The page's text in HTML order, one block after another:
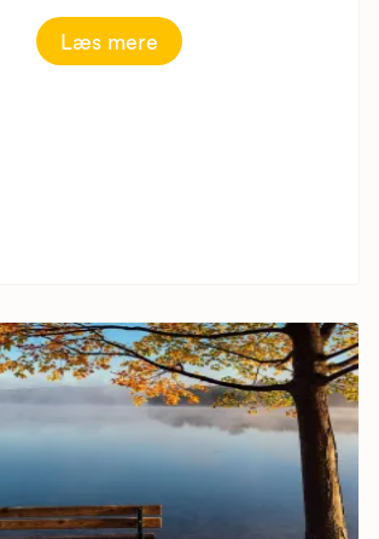
Læs mere